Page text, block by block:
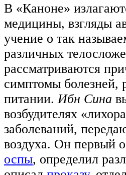
В «Каноне»
медицины, взгляды
учение о так
различных
рассматриваются
симптомы болезней,
питании.Ибн Сина
возбудителях
заболеваний,
воздуха. Он первый
оспы, определил